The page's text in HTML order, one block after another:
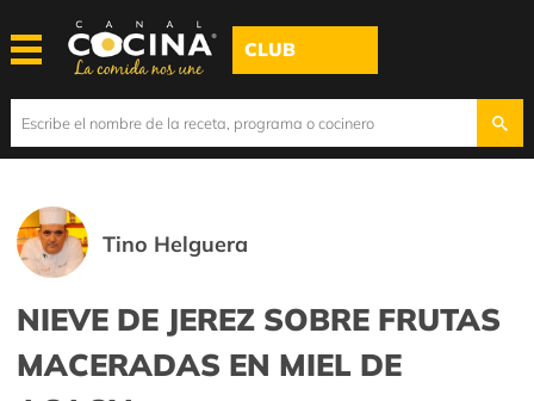
CLUB
Tino Helguera
NIEVE DE JEREZ SOBRE FRUTAS
MACERADAS EN MIEL DE